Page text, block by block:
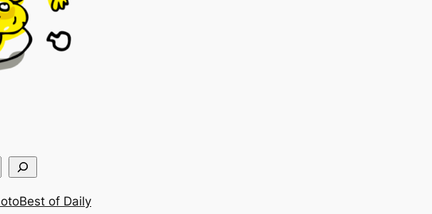
Best of Daily